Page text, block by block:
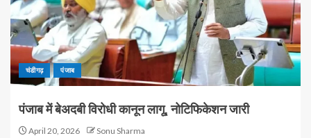
चंडीगढ़ पंजाब
पंजाब में बेअदबी विरोधी कानून लागू, नोटिफिकेशन जारी
April 20, 2026 Sonu Sharma